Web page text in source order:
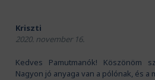
Kriszti
2020. november 16.
Kedves Pamutmanók! Köszönöm
Nagyon jó anyaga van a pólónak, és a